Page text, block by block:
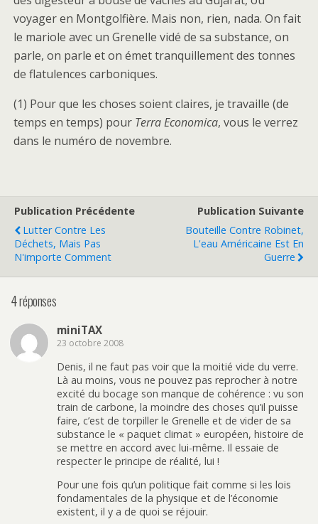
voyager en Montgolfière. Mais non, rien, nada. On fait
le mariole avec un Grenelle vidé de sa substance, on
parle, on parle et on émet tranquillement des tonnes
de flatulences carboniques.
(1) Pour que les choses soient claires, je travaille (de
temps en temps) pour Terra Economica, vous le verrez
dans le numéro de novembre.
Publication Précédente
Lutter Contre Les
Déchets, Mais Pas
N'importe Comment
Publication Suivante
Bouteille Contre Robinet,
L'eau Américaine Est En
Guerre
4 réponses
miniTAX
23 octobre 2008
Denis, il ne faut pas voir que la moitié vide du verre.
Là au moins, vous ne pouvez pas reprocher à notre
excité du bocage son manque de cohérence : vu son
train de carbone, la moindre des choses qu’il puisse
faire, c’est de torpiller le Grenelle et de vider de sa
substance le « paquet climat » européen, histoire de
se mettre en accord avec lui-même. Il essaie de
respecter le principe de réalité, lui !
Pour une fois qu’un politique fait comme si les lois
fondamentales de la physique et de l’économie
existent, il y a de quoi se réjouir.